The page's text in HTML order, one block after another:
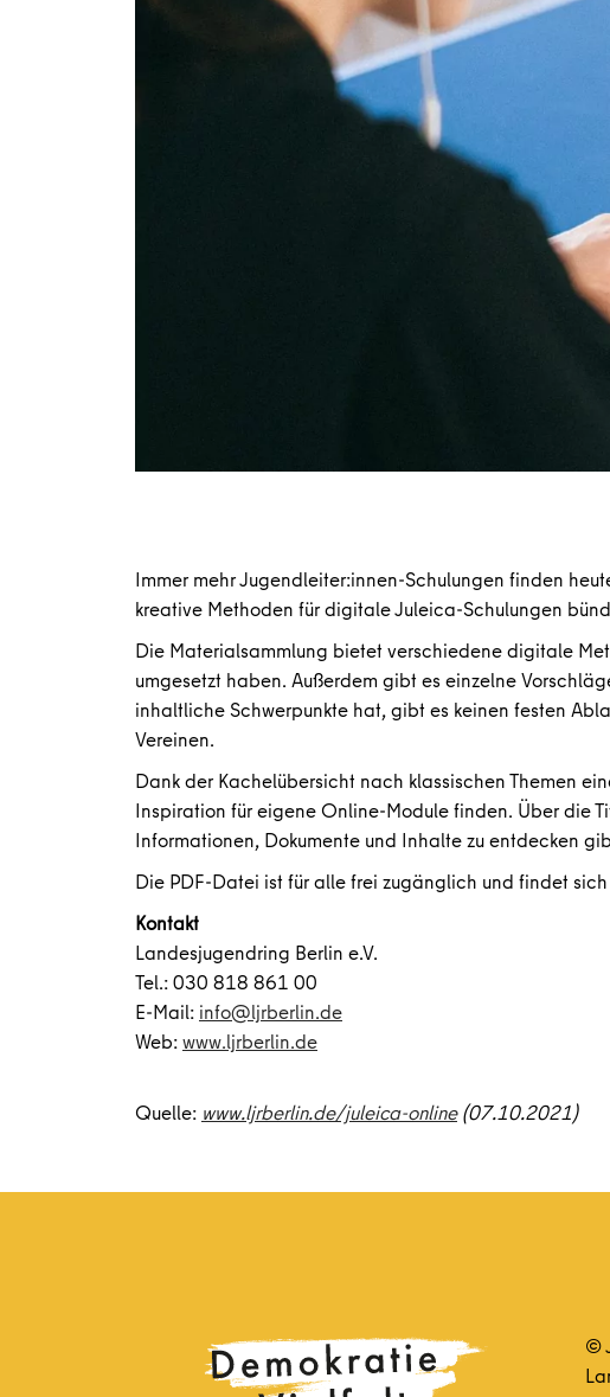
Immer mehr Jugendleiter:innen-Schulungen finden
kreative Methoden für digitale Juleica-Schulungen
Die Materialsammlung bietet verschiedene digitale
umgesetzt haben. Außerdem gibt es einzelne
inhaltliche Schwerpunkte hat, gibt es keinen festen
Vereinen.
Dank der Kachelübersicht nach klassischen Themen
Inspiration für eigene Online-Module finden. Über die
Informationen, Dokumente und Inhalte zu entdecken
Die PDF-Datei ist für alle frei zugänglich und findet sich
Kontakt
Landesjugendring Berlin e.V.
Tel.: 030 818 861 00
E-Mail: info@ljrberlin.de
Web:www.ljrberlin.de
Quelle: www.ljrberlin.de/juleica-online(07.10.2021)
©